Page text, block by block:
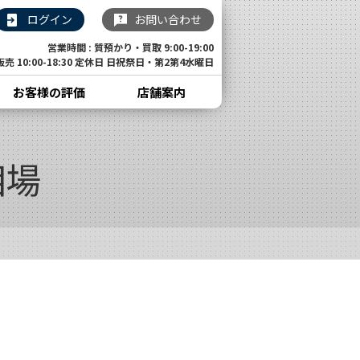
ログイン お問い合わせ
営業時間 : 質預かり・買取 9:00-19:00
売 10:00-18:30 定休日 日祝祭日・第2第4水曜日
お客様の評価 店舗案内